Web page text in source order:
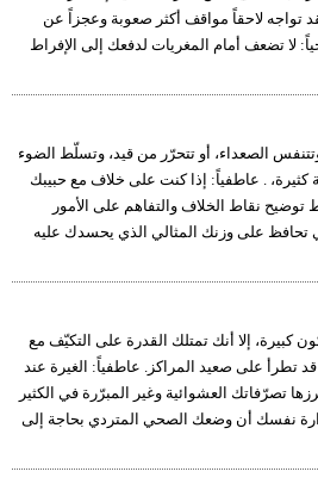
مدوَّنات
أبراج
سيارات
تواجه لاحقاً مواقف أكثر صعوبة وعجزاً عن
لا تضعف أمام المغريات لدفعك إلى الإفراط
الصعداء، أو تتحرّر من قيد، وتسلّط الضوء
. عاطفياً: إذا كنت على خلاف مع حبيبك
نقاط الخلاف والتفاهم على الأمور
على وزنك المثالي الذي يحسدك عليه
إلا أنك تمتلك القدرة على التكيّف مع
تطرأ على صعيد المراكز. عاطفياً: الغيرة عند
تصرّفاتك العشوائية وغير المبرّرة في الكثير
نفسك أن وضعك الصحي المتردي بحاجة إلى